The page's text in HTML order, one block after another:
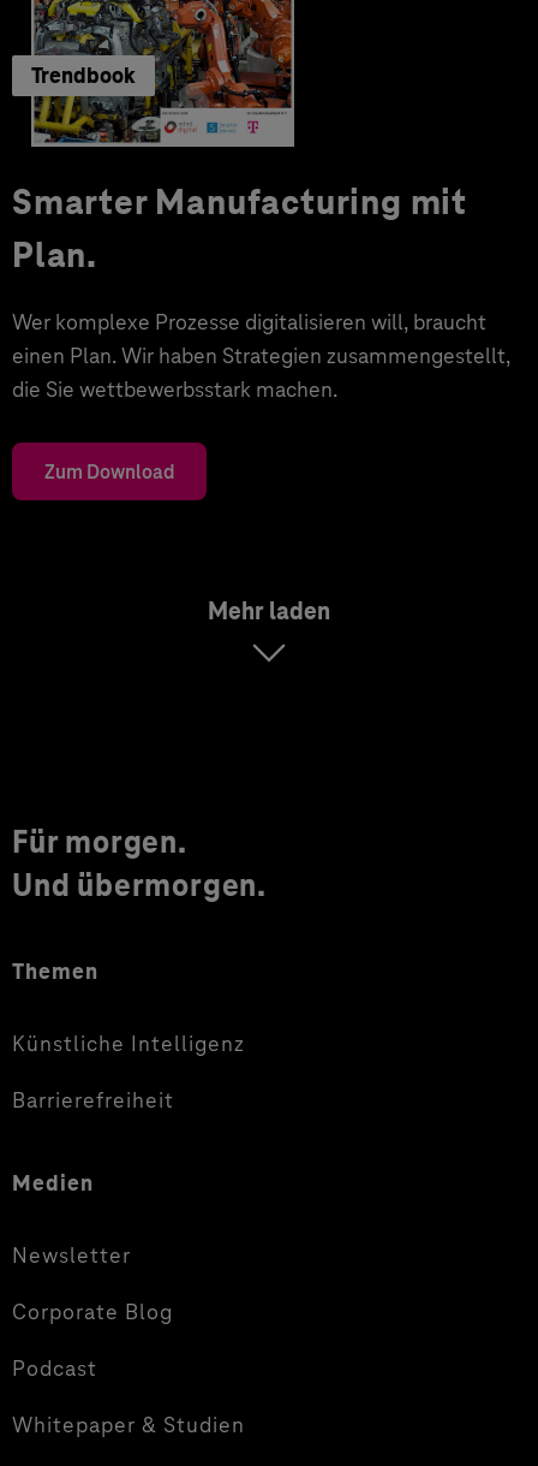
Trendbook
Smarter Manufacturing mit
Plan.
Wer komplexe Prozesse digitalisieren will, braucht
einen Plan. Wir haben Strategien zusammengestellt,
die Sie wettbewerbsstark machen.
Zum Download
Mehr laden
Für morgen.
Und übermorgen.
Themen
Künstliche Intelligenz
Barrierefreiheit
Medien
Newsletter
Corporate Blog
Podcast
Whitepaper & Studien